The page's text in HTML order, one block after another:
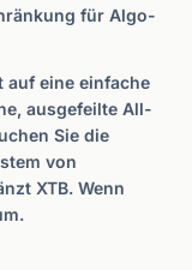
für Algo-
auf eine einfache
ausgefeilte All-
Sie die
von
XTB. Wenn